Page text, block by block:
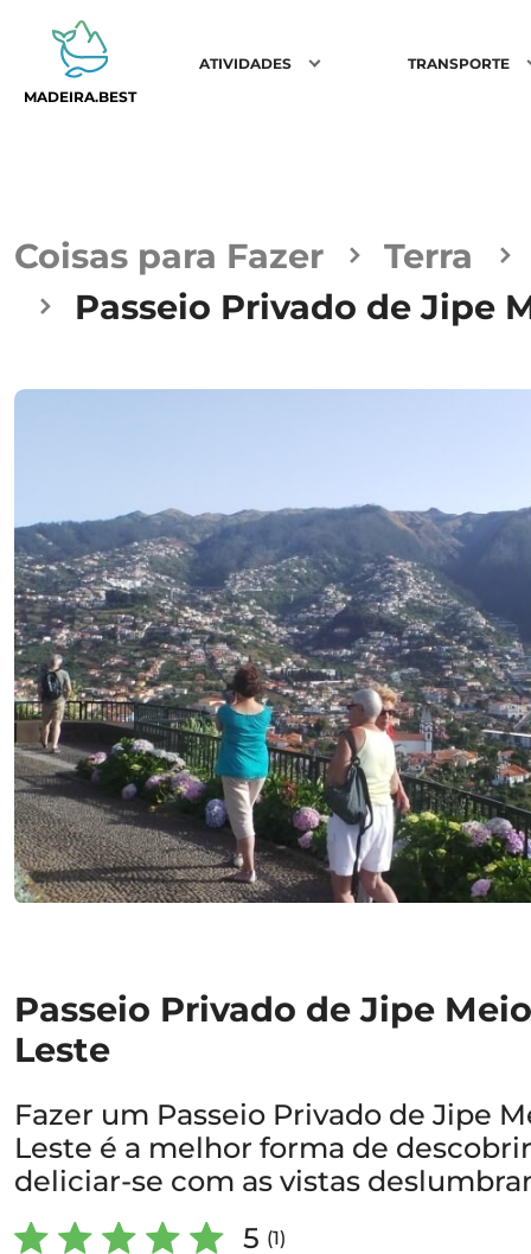
MADEIRA.BEST
ATIVIDADES TRANSPORTE
Coisas para Fazer
Terra
Passeio Privado de Jipe
Passeio Privado de Jipe
Leste
Fazer um Passeio Privado de Jipe
Leste é a melhor forma de
deliciar-se com as vistas
5 (1)